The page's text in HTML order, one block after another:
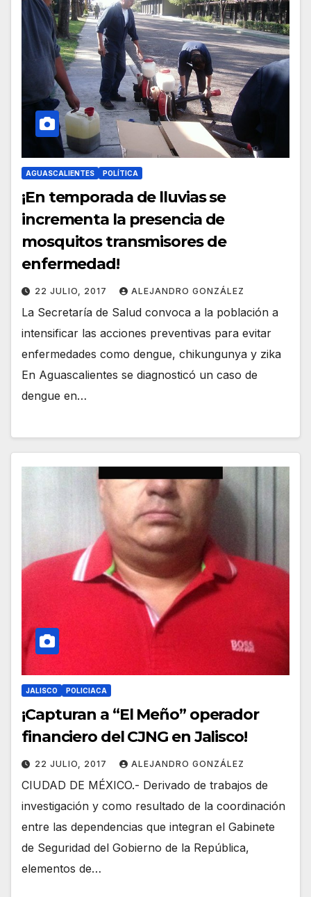
AGUASCALIENTES POLÍTICA
¡En temporada de lluvias se
incrementa la presencia de
mosquitos transmisores de
enfermedad!
22 JULIO, 2017 ALEJANDRO GONZÁLEZ
La Secretaría de Salud convoca a la población a
intensificar las acciones preventivas para evitar
enfermedades como dengue, chikungunya y zika
En Aguascalientes se diagnosticó un caso de
dengue en…
JALISCO POLICIACA
¡Capturan a “El Meño” operador
financiero del CJNG en Jalisco!
22 JULIO, 2017 ALEJANDRO GONZÁLEZ
CIUDAD DE MÉXICO.- Derivado de trabajos de
investigación y como resultado de la coordinación
entre las dependencias que integran el Gabinete
de Seguridad del Gobierno de la República,
elementos de…